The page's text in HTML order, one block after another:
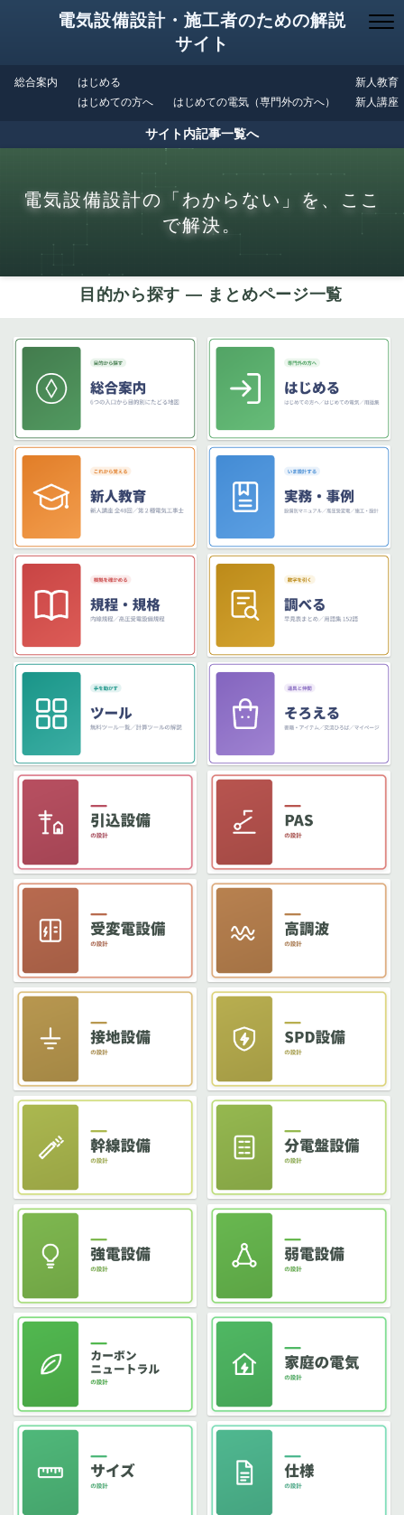
電気設備設計・施工者のための解説
サイト
総合案内
はじめる
はじめての方へ
はじめての電気（専門外の方へ）
新人教育
新人講座
サイト内記事一覧へ
電気設備設計の「わからない」を、ここ
で解決。